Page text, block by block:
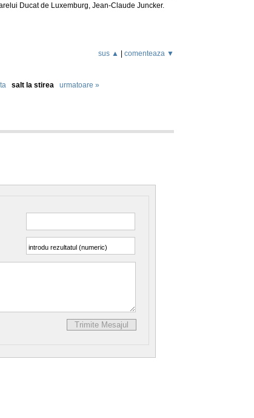
Ducat de Luxemburg, Jean-Claude Juncker.
sus ▲
comenteaza ▼
salt la stirea urmatoare »